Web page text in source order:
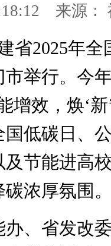
来源：
2025年全
市举行。今
增效，焕‘新
低碳日、
及节能进高
浓厚氛围
、省发改委